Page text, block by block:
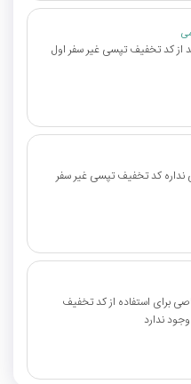
از کد تخفیف تپسی غیر سفر اول
کد تخفیف تپسی غیر سفر
برای استفاده از کد تخفیف
ندارد